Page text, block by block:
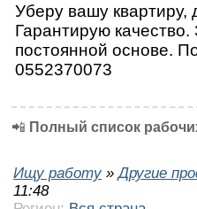
Уберу вашу
Гарантирую
постоянной основе.
0552370073
📲 Полный список
Ищу работу »Другие
11:48